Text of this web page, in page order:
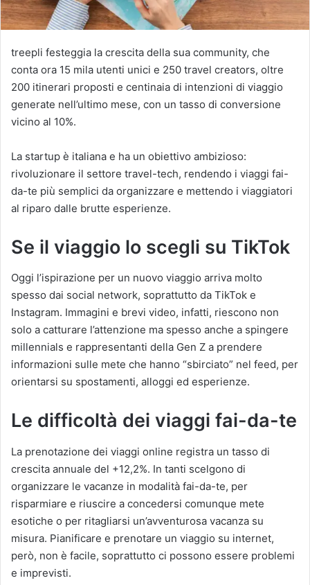
treepli festeggia la crescita della sua community, che
conta ora 15 mila utenti unici e 250 travel creators, oltre
200 itinerari proposti e centinaia di intenzioni di viaggio
generate nell’ultimo mese, con un tasso di conversione
vicino al 10%.
La startup è italiana e ha un obiettivo ambizioso:
rivoluzionare il settore travel-tech, rendendo i viaggi fai-
da-te più semplici da organizzare e mettendo i viaggiatori
al riparo dalle brutte esperienze.
Se il viaggio lo scegli su TikTok
Oggi l’ispirazione per un nuovo viaggio arriva molto
spesso dai social network, soprattutto da TikTok e
Instagram. Immagini e brevi video, infatti, riescono non
solo a catturare l’attenzione ma spesso anche a spingere
millennials e rappresentanti della Gen Z a prendere
informazioni sulle mete che hanno “sbirciato” nel feed, per
orientarsi su spostamenti, alloggi ed esperienze.
Le difficoltà dei viaggi fai-da-te
La prenotazione dei viaggi online registra un tasso di
crescita annuale del +12,2%. In tanti scelgono di
organizzare le vacanze in modalità fai-da-te, per
risparmiare e riuscire a concedersi comunque mete
esotiche o per ritagliarsi un’avventurosa vacanza su
misura. Pianificare e prenotare un viaggio su internet,
però, non è facile, soprattutto ci possono essere problemi
e imprevisti.